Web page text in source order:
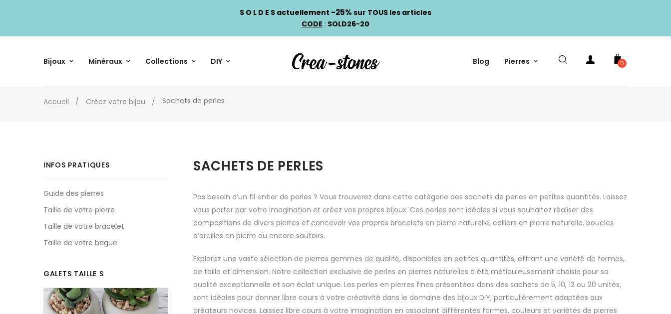
S O L D E S actuellement -25% sur TOUS les articles
CODE : SOLD26-20
Bijoux Minéraux Collections DIY Blog Pierres 0
Accueil Créez votre bijou Sachets de perles
INFOS PRATIQUES
Guide des pierres
Taille de votre pierre
Taille de votre bracelet
Taille de votre bague
GALETS TAILLE S
SACHETS DE PERLES
Pas besoin d’un fil entier de perles ? Vous trouverez dans cette catégorie des sachets de perles en petites quantités. Laissez
vous porter par votre imagination et créez vos propres bijoux. Ces perles sont idéales si vous souhaitez réaliser des
compositions de divers pierres et concevoir vos propres bracelets en pierre naturelle, colliers en pierre naturelle, boucles
d’oreilles en pierre ou encore sautoirs.
Explorez une vaste sélection de pierres gemmes de qualité, disponibles en petites quantités, offrant une variété de formes,
de taille et dimension. Notre collection exclusive de perles en pierres naturelles a été méticuleusement choisie pour sa
qualité exceptionnelle et son éclat unique. Les perles en pierres fines présentées dans des sachets de 5, 10, 12 ou 20 unités,
sont idéales pour donner libre cours à votre créativité dans le domaine des bijoux DIY, particulièrement adaptées aux
créateurs novices. Laissez libre cours à votre imagination en associant différentes formes, couleurs et variétés de pierres